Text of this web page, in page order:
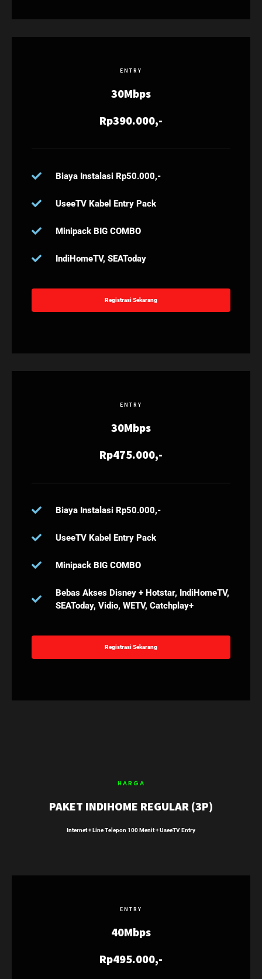
ENTRY
30Mbps
Rp390.000,-
Biaya Instalasi Rp50.000,-
UseeTV Kabel Entry Pack
Minipack BIG COMBO
IndiHomeTV, SEAToday
Registrasi Sekarang
ENTRY
30Mbps
Rp475.000,-
Biaya Instalasi Rp50.000,-
UseeTV Kabel Entry Pack
Minipack BIG COMBO
Bebas Akses Disney + Hotstar, IndiHomeTV,
SEAToday, Vidio, WETV, Catchplay+
Registrasi Sekarang
HARGA
PAKET INDIHOME REGULAR (3P)
Internet + Line Telepon 100 Menit + UseeTV Entry
ENTRY
40Mbps
Rp495.000,-